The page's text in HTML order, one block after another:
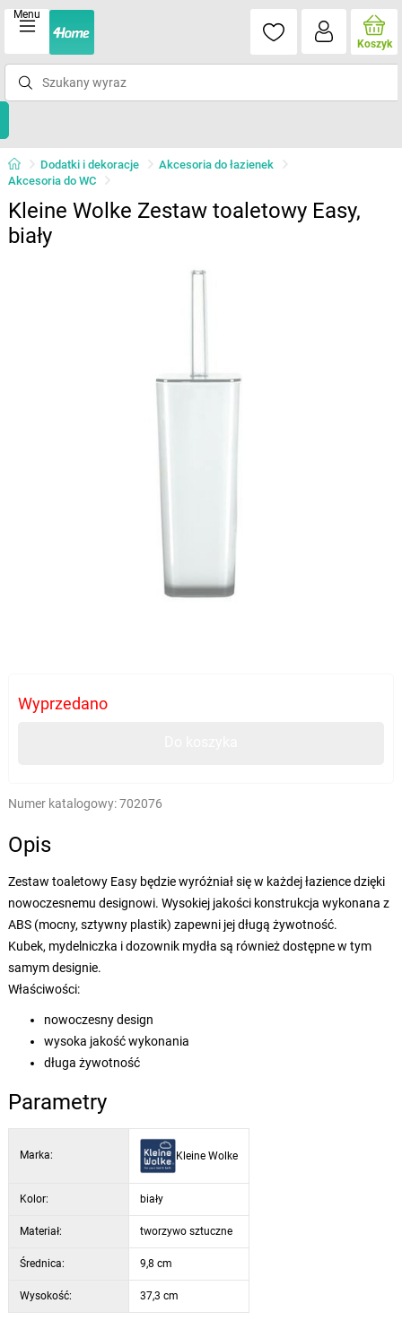
Menu
Koszyk
Dodatki i dekoracje
Akcesoria do łazienek
Akcesoria do WC
Kleine Wolke Zestaw toaletowy Easy,
biały
Wyprzedano
Numer katalogowy:702076
Opis
Zestaw toaletowy Easy będzie wyróżniał się w każdej łazience dzięki
nowoczesnemu designowi. Wysokiej jakości konstrukcja wykonana z
ABS (mocny, sztywny plastik) zapewni jej długą żywotność.
Kubek, mydelniczka i dozownik mydła są również dostępne w tym
samym designie.
Właściwości:
nowoczesny design
wysoka jakość wykonania
długa żywotność
Parametry
Marka: Kleine Wolke
Kolor: biały
Materiał: tworzywo sztuczne
Średnica: 9,8 cm
Wysokość: 37,3 cm